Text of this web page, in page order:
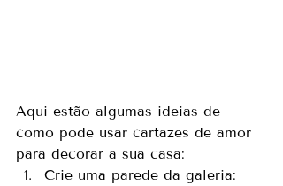
Aqui estão algumas ideias de
como pode usar cartazes de amor
para decorar a sua casa:
Crie uma parede da galeria: